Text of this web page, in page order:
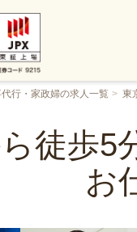
行・家政婦の求人一覧 東
徒歩5
お